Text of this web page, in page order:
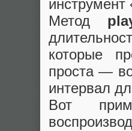
инструмент
Метод
которые
проста —
интервал
Вот